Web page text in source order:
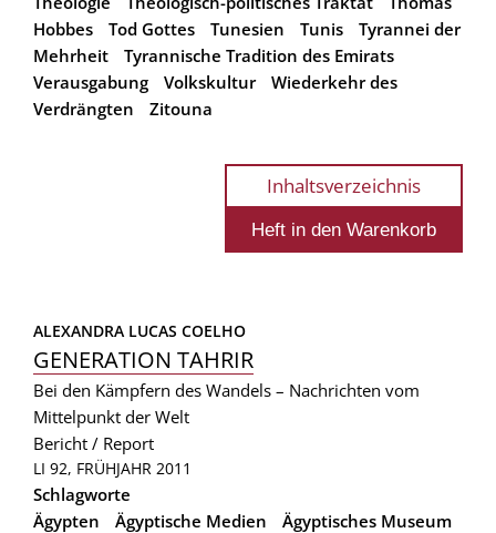
Hobbes
Tod Gottes Tunesien Tunis
Tyrannei der
Mehrheit
Tyrannische Tradition des Emirats
Verausgabung
Volkskultur
Wiederkehr des
Verdrängten
Zitouna
Inhaltsverzeichnis
ALEXANDRA LUCAS COELHO
GENERATION TAHRIR
Bei den Kämpfern des Wandels – Nachrichten vom
Mittelpunkt der Welt
Bericht / Report
LI 92, FRÜHJAHR 2011
Schlagworte
Ägypten
Ägyptische Medien
Ägyptisches Museum